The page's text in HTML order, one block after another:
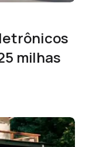
milhas